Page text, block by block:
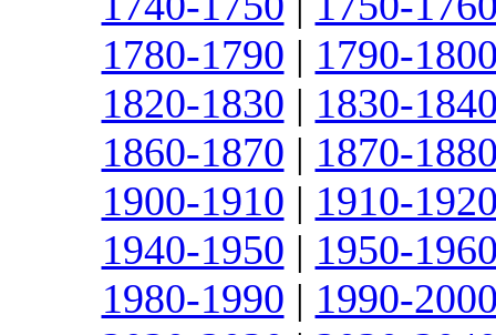
1780-1790 | 1790-
1820-1830 | 1830-
1860-1870 | 1870-
1900-1910 | 1910-
1940-1950 | 1950-
1980-1990 | 1990-